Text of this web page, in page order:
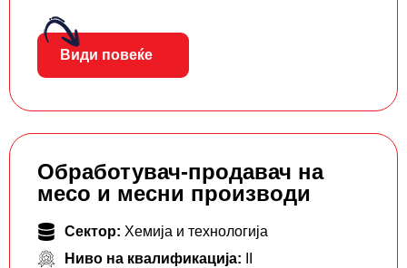
Види повеќе
Обработувач-продавач на
месо и месни производи
Сектор: Хемија и технологија
Ниво на квалификација: